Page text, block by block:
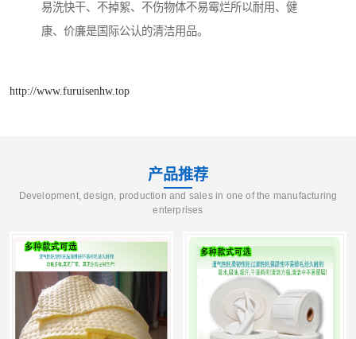
易洗快干、不掉絮、不伤物体不易霉烂所以耐用、健
康、价廉是国际公认的清洁用品。
http://www.furuisenhw.top
产品推荐
Development, design, production and sales in one of the manufacturing
enterprises